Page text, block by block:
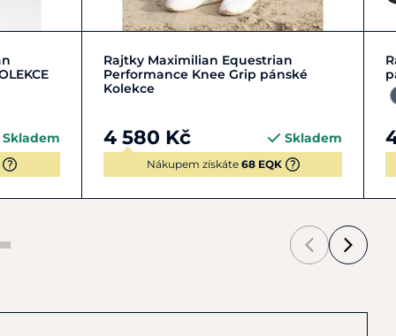
Skladem
L/50 S/46 XL/52
Rajtky Maximilian Equestrian
Performance Knee Grip pánské
Kolekce
4 580 Kč Skladem
Nákupem získáte 68 EQK